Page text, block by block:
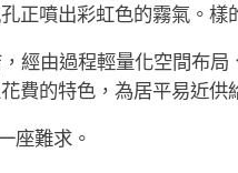
正噴出彩虹色的霧氣。樣
經由過程輕量化空間布
費的特色，為居平易近供
座難求。